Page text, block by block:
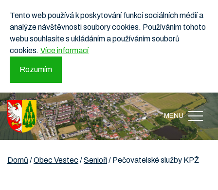
Tento web používá k poskytování funkcí sociálních médií a
analýze návštěvnosti soubory cookies. Používáním tohoto
webu souhlasíte s ukládáním a používáním souborů
cookies. Více informací
Rozumím
MENU
Domů /Obec Vestec /Senioři/ Pečovatelské služby KPŽ